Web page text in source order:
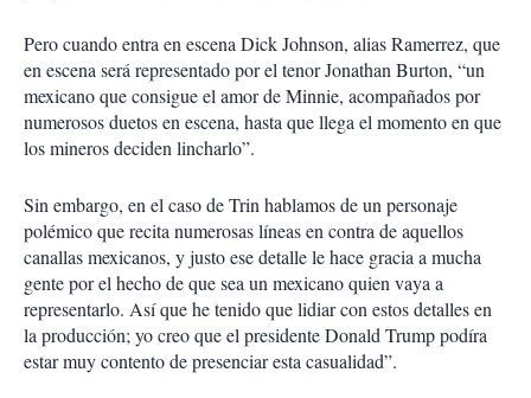
Pero cuando entra en escena Dick Johnson, alias Ramerrez, que
en escena será representado por el tenor Jonathan Burton, “un
mexicano que consigue el amor de Minnie, acompañados por
numerosos duetos en escena, hasta que llega el momento en que
los mineros deciden lincharlo”.
Sin embargo, en el caso de Trin hablamos de un personaje
polémico que recita numerosas líneas en contra de aquellos
canallas mexicanos, y justo ese detalle le hace gracia a mucha
gente por el hecho de que sea un mexicano quien vaya a
representarlo. Así que he tenido que lidiar con estos detalles en
la producción; yo creo que el presidente Donald Trump podíra
estar muy contento de presenciar esta casualidad”.